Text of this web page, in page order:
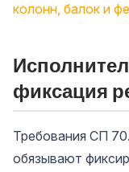
колонн, балок и
фиксация
Требования СП
обязывают